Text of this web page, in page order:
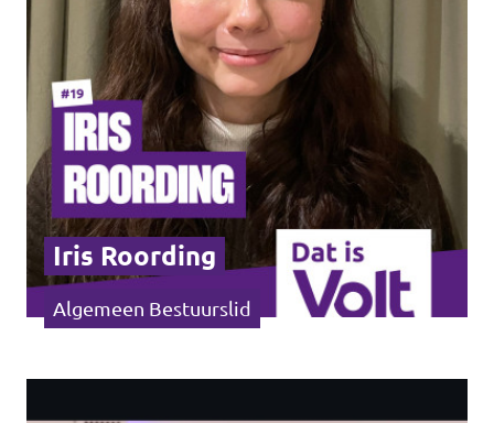
Iris Roording
Algemeen Bestuurslid